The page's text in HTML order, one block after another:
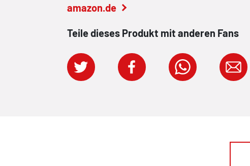
amazon.de
Teile dieses Produkt mit anderen Fans